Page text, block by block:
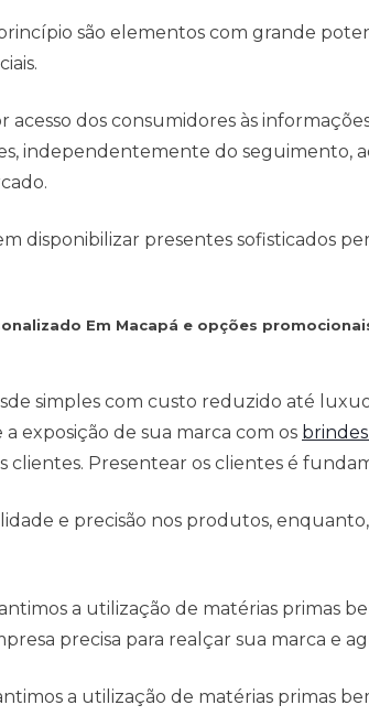
são elementos com grande
acesso dos consumidores às
independentemente do seguimento,
disponibilizar presentes sofisticados
Em Macapá e opções
simples com custo reduzido até
exposição de sua marca com os
Presentear os clientes é
e precisão nos produtos,
a utilização de matérias primas
precisa para realçar sua marca e
a utilização de matérias primas